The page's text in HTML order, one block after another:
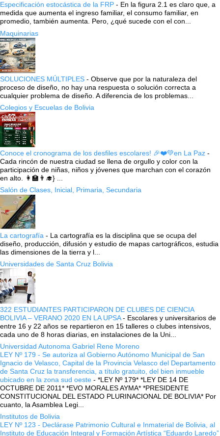
Especificación estocástica de la FRP - En la figura 2.1 es claro que, a
medida que aumenta el ingreso familiar, el consumo familiar, en
promedio, también aumenta. Pero, ¿qué sucede con el con...
Maquinarias
SOLUCIONES MÚLTIPLES - Observe que por la naturaleza del
proceso de diseño, no hay una respuesta o solución correcta a
cualquier problema de diseño. A diferencia de los problemas...
Colegios y Escuelas de Bolivia
Conoce el cronograma de los desfiles escolares! 🎉❤️💚en La Paz -
Cada rincón de nuestra ciudad se llena de orgullo y color con la
participación de niñas, niños y jóvenes que marchan con el corazón
en alto. 👩‍🏫👨‍🎓} ...
Salón de Clases, Inicial, Primaria, Secundaria
La cartografía - La cartografía es la disciplina que se ocupa del
diseño, producción, difusión y estudio de mapas cartográficos, estudia
las dimensiones de la tierra y l...
Universidades de Santa Cruz Bolivia
322 ESTUDIANTES PARTICIPARON DE CLUBES DE CIENCIA
BOLIVIA – VERANO 2020 EN LA UPSA- Escolares y universitarios de
entre 16 y 22 años se repartieron en 15 talleres o clubes intensivos,
cada uno de 8 horas diarias, en instalaciones de la Uni...
Universidad Autonoma Gabriel Rene Moreno
LEY Nº 179 - Se autoriza al Gobierno Autónomo Municipal de San
Ignacio de Velasco, Capital de la Provincia Velasco del Departamento
de Santa Cruz la transferencia, a título gratuito, del bien inmueble
ubicado en la zona sud oeste - *LEY Nº 179* *LEY DE 14 DE
OCTUBRE DE 2011* *EVO MORALES AYMA* *PRESIDENTE
CONSTITUCIONAL DEL ESTADO PLURINACIONAL DE BOLIVIA* Por
cuanto, la Asamblea Legi...
Institutos de Bolivia
LEY Nº 123 - Declárase Patrimonio Cultural e Inmaterial de Bolivia, al
Instituto de Educación Integral y Formación Artística “Eduardo Laredo”